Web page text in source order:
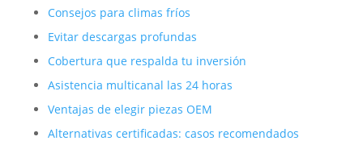
Consejos para climas fríos
Evitar descargas profundas
Cobertura que respalda tu inversión
Asistencia multicanal las 24 horas
Ventajas de elegir piezas OEM
Alternativas certificadas: casos recomendados